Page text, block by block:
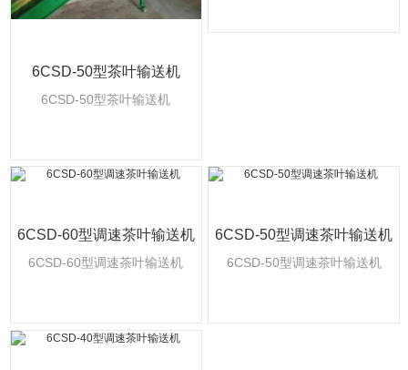
6CSD-50型茶叶输送机
6CSD-50型茶叶输送机
6CSD-60型调速茶叶输送机
6CSD-60型调速茶叶输送机
6CSD-50型调速茶叶输送机
6CSD-50型调速茶叶输送机